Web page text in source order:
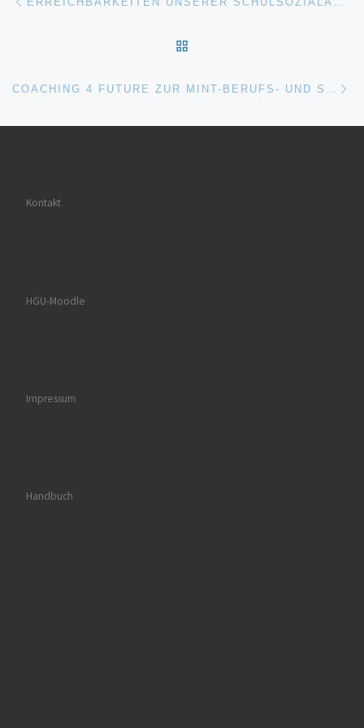
Kontakt
HGU-Moodle
Impressum
Handbuch